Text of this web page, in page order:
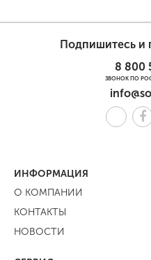
Подпишитесь и
8 800
ЗВОНОК ПО
ИНФОРМАЦИЯ
О КОМПАНИИ
КОНТАКТЫ
НОВОСТИ